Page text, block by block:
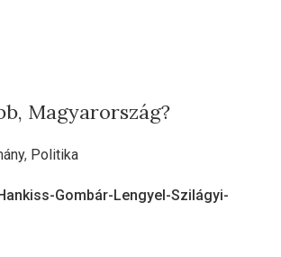
Magyarország?
, Politika
Gombár-Lengyel-Szilágyi-